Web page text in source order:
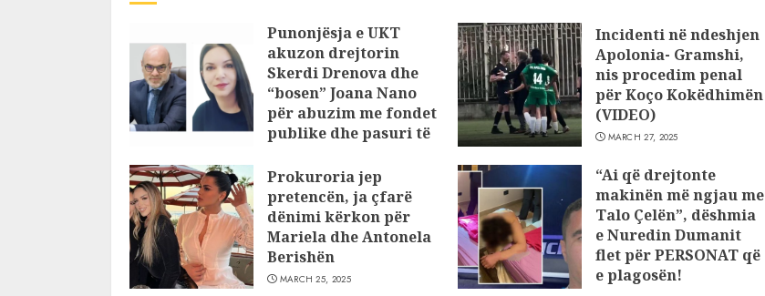
Punonjësja e UKT
akuzon drejtorin
Skerdi Drenova dhe
“bosen” Joana Nano
për abuzim me fondet
publike dhe pasuri të
JULY 24, 2025
Incidenti në ndeshjen
Apolonia- Gramshi,
nis procedim penal
për Koço Kokëdhimën
(VIDEO)
MARCH 27, 2025
Prokuroria jep
pretencën, ja çfarë
dënimi kërkon për
Mariela dhe Antonela
Berishën
MARCH 25, 2025
“Ai që drejtonte
makinën më ngjau me
Talo Çelën”, dëshmia
e Nuredin Dumanit
flet për PERSONAT që
e plagosën!